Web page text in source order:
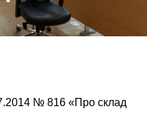
№ 816 «Про склад